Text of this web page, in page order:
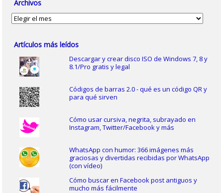
Archivos
Archivos
Artículos más leídos
Descargar y crear disco ISO de Windows 7, 8 y
8.1/Pro gratis y legal
Códigos de barras 2.0 - qué es un código QR y
para qué sirven
Cómo usar cursiva, negrita, subrayado en
Instagram, Twitter/Facebook y más
WhatsApp con humor: 366 imágenes más
graciosas y divertidas recibidas por WhatsApp
(con vídeo)
Cómo buscar en Facebook post antiguos y
mucho más fácilmente